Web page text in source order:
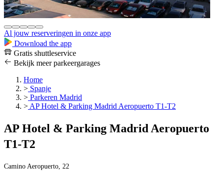
Al jouw reserveringen in onze app
Download the app
Gratis shuttleservice
Bekijk meer parkeergarages
Home
> Spanje
> Parkeren Madrid
> AP Hotel & Parking Madrid Aeropuerto T1-T2
AP Hotel & Parking Madrid Aeropuerto
T1-T2
Camino Aeropuerto, 22